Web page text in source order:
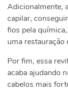
Adicionalmente,
capilar,
fios pela
uma restauração
Por fim, essa
acaba ajudando
cabelos mais